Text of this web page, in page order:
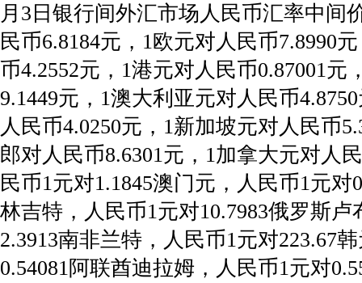
月3日银行间外汇市场人民币汇率中间
民币6.8184元，1欧元对人民币7.8990
币4.2552元，1港元对人民币0.87001元
9.1449元，1澳大利亚元对人民币
人民币4.0250元，1新加坡元对人民币
郎对人民币8.6301元，1加拿大元对人
民币1元对1.1845澳门元，人民币1元对
林吉特，人民币1元对10.7983俄罗斯卢
2.3913南非兰特，人民币1元对223.67
0.54081阿联酋迪拉姆，人民币1元对